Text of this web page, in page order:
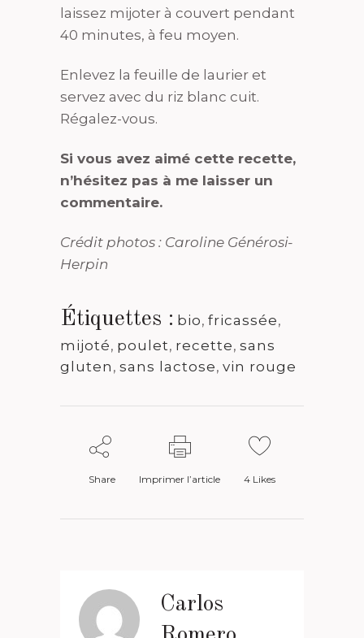
laissez mijoter à couvert pendant
40 minutes, à feu moyen.
Enlevez la feuille de laurier et
servez avec du riz blanc cuit.
Régalez-vous.
Si vous avez aimé cette recette,
n’hésitez pas à me laisser un
commentaire.
Crédit photos : Caroline Générosi-
Herpin
Étiquettes : bio, fricassée,
mijoté, poulet, recette, sans
gluten , sans lactose, vin rouge
Share Imprimer l’article 4 Likes
Carlos